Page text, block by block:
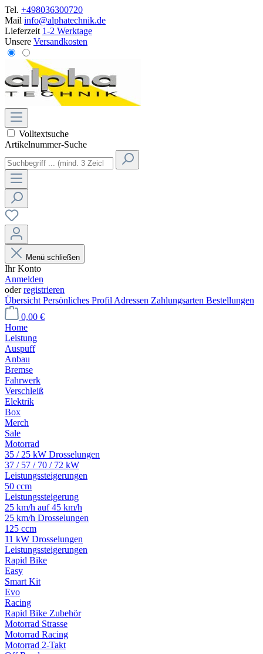
Tel. +498036300720
Mail info@alphatechnik.de
Lieferzeit 1-2 Werktage
Unsere Versandkosten
Volltextsuche
Artikelnummer-Suche
Menü schließen
Ihr Konto
Anmelden
oderregistrieren
Übersicht Persönliches Profil Adressen Zahlungsarten Bestellungen
0,00 €
Home
Leistung
Auspuff
Anbau
Bremse
Fahrwerk
Verschleiß
Elektrik
Box
Merch
Sale
Motorrad
35 / 25 kW Drosselungen
37 / 57 / 70 / 72 kW
Leistungssteigerungen
50 ccm
Leistungssteigerung
25 km/h auf 45 km/h
25 km/h Drosselungen
125 ccm
11 kW Drosselungen
Leistungssteigerungen
Rapid Bike
Easy
Smart Kit
Evo
Racing
Rapid Bike Zubehör
Motorrad Strasse
Motorrad Racing
Motorrad 2-Takt